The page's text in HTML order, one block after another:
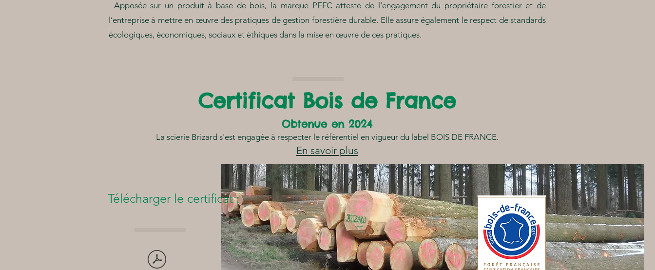
Apposée sur un produit à base de bois, la marque PEFC atteste de l’engagement du propriétaire forestier et de
l’entreprise à mettre en œuvre des pratiques de gestion forestière durable. Elle assure également le respect de standards
écologiques, économiques, sociaux et éthiques dans la mise en œuvre de ces pratiques.
Certificat Bois de France
Obtenue en 2024
La scierie Brizard s'est engagée à respecter le référentiel en vigueur du label BOIS DE FRANCE.
En savoir plus
Télécharger le certificat :